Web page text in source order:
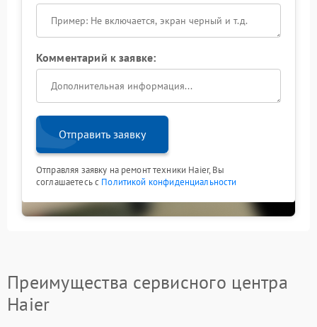
Комментарий к заявке:
Отправить заявку
Отправляя заявку на ремонт техники Haier, Вы
соглашаетесь с Политикой конфиденциальности
Преимущества сервисного центра
Haier